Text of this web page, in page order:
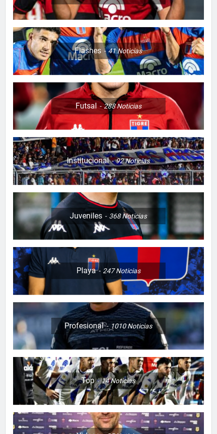
Flashes 41Noticias
Futsal 288Noticias
Institucional 92Noticias
Juveniles 368Noticias
Playa 247Noticias
Profesional 1010Noticias
Top 14Noticias